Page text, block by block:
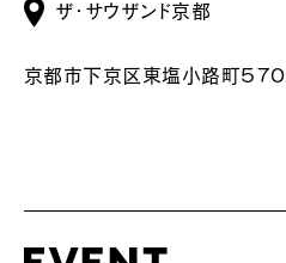
ザ・サウザンド京都
京都市下京区東塩小路町５７０